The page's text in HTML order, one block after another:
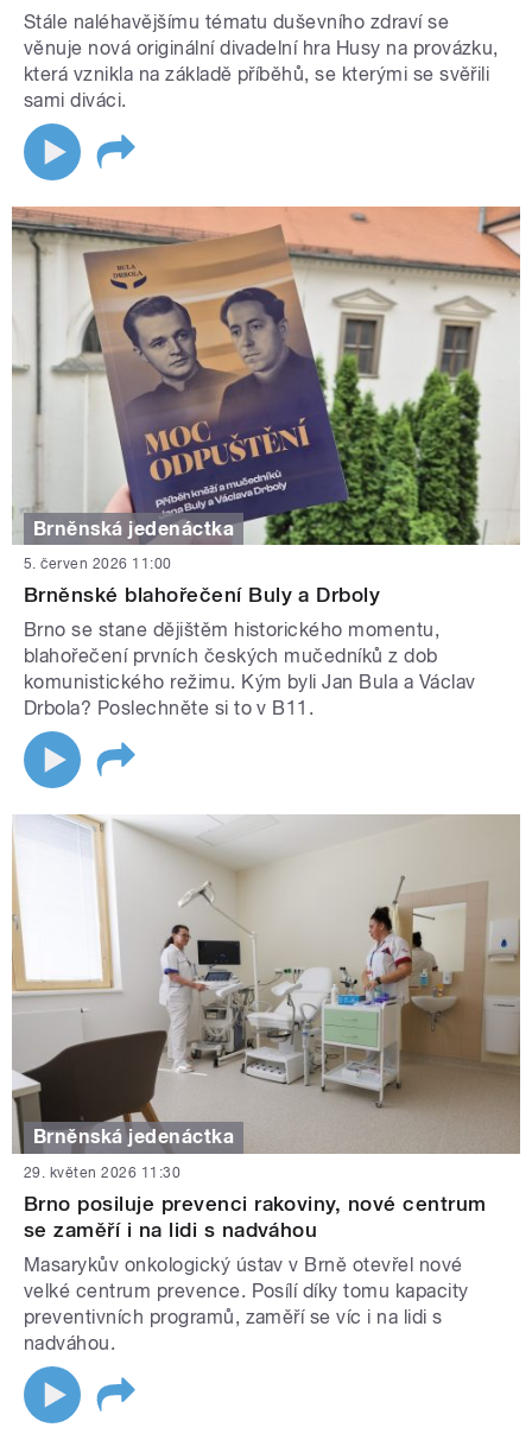
Stále naléhavějšímu tématu duševního zdraví se
věnuje nová originální divadelní hra Husy na provázku,
která vznikla na základě příběhů, se kterými se svěřili
sami diváci.
Brněnská jedenáctka
5. červen 2026 11:00
Brněnské blahořečení Buly a Drboly
Brno se stane dějištěm historického momentu,
blahořečení prvních českých mučedníků z dob
komunistického režimu. Kým byli Jan Bula a Václav
Drbola? Poslechněte si to v B11.
Brněnská jedenáctka
29. květen 2026 11:30
Brno posiluje prevenci rakoviny, nové centrum
se zaměří i na lidi s nadváhou
Masarykův onkologický ústav v Brně otevřel nové
velké centrum prevence. Posílí díky tomu kapacity
preventivních programů, zaměří se víc i na lidi s
nadváhou.